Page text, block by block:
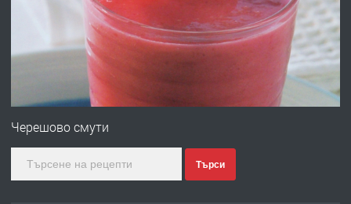
преди 2 дни
№4120 Магазин/Офис под наем в кв.
Черешово смути
Търси